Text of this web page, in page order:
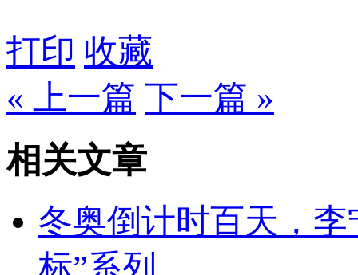
打印 收藏
« 上一篇 下一篇 »
相关文章
冬奥倒计时百天，